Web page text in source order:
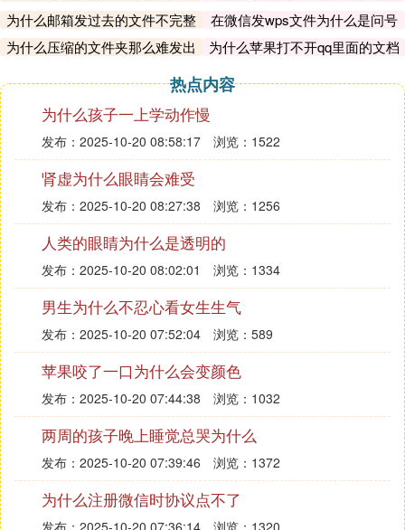
为什么邮箱发过去的文件不完整
呢
在微信发wps文件为什么是问号
为什么压缩的文件夹那么难发出
为什么苹果打不开qq里面的文档
热点内容
为什么孩子一上学动作慢
发布：2025-10-20 08:58:17 浏览：1522
肾虚为什么眼睛会难受
发布：2025-10-20 08:27:38 浏览：1256
人类的眼睛为什么是透明的
发布：2025-10-20 08:02:01 浏览：1334
男生为什么不忍心看女生生气
发布：2025-10-20 07:52:04 浏览：589
苹果咬了一口为什么会变颜色
发布：2025-10-20 07:44:38 浏览：1032
两周的孩子晚上睡觉总哭为什么
发布：2025-10-20 07:39:46 浏览：1372
为什么注册微信时协议点不了
发布：2025-10-20 07:36:14 浏览：1320